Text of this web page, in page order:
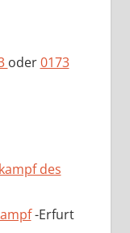
oder0173
des
-Erfurt